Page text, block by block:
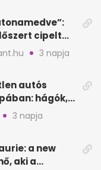
cipelt
3 napja
autós
hágók,
3 napja
a new
aki a